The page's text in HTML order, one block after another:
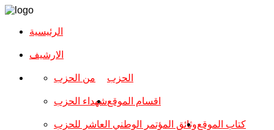
الرئيسية
الارشیف
الحزب من الحزب
شهداء الحزب
وثائق المؤتمر الوطني العاشر للحزب
اقسام الموقع
كتاب الموقع